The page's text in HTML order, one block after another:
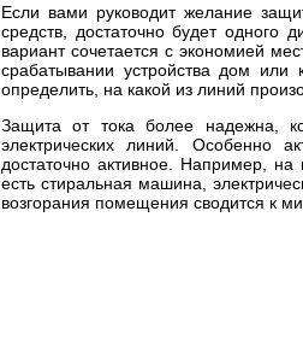
Если вами руководит желание
средств, достаточно будет одного
вариант сочетается с экономией
срабатывании устройства дом или
определить, на какой из линий
Защита от тока более надежна,
электрических линий. Особенно
достаточно активное. Например,
есть стиральная машина,
возгорания помещения сводится к